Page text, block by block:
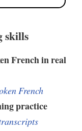
skills
French in real
French
practice